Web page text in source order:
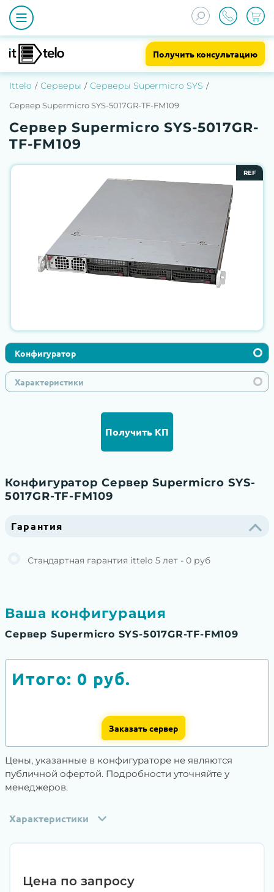
Получить консультацию
Ittelo Серверы Серверы Supermicro SYS
Сервер Supermicro SYS-5017GR-TF-FM109
Сервер Supermicro SYS-5017GR-
TF-FM109
REF
Конфигуратор
Характеристики
Получить КП
Конфигуратор Сервер Supermicro SYS-
5017GR-TF-FM109
Гарантия
Стандартная гарантия ittelo 5 лет - 0 руб
Ваша конфигурация
Сервер Supermicro SYS-5017GR-TF-FM109
Итого: 0 руб.
Заказать сервер
Цены, указанные в конфигураторе не являются
публичной офертой. Подробности уточняйте у
менеджеров.
Характеристики
Цена по запросу